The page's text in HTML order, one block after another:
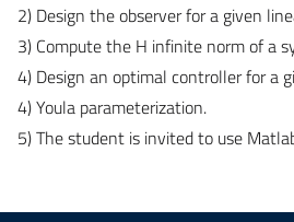
2) Design the observer for a given
3) Compute the H infinite norm of a
4) Design an optimal controller for a
4) Youla parameterization.
5) The student is invited to use